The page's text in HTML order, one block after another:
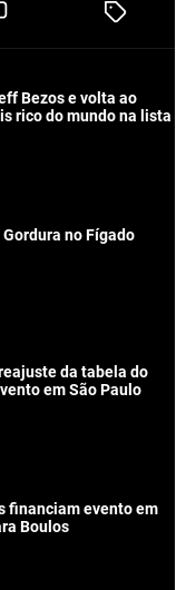
T
e
Bezos e volta ao
rico do mundo na lista
no Fígado
da tabela do
em São Paulo
financiam evento em
Boulos